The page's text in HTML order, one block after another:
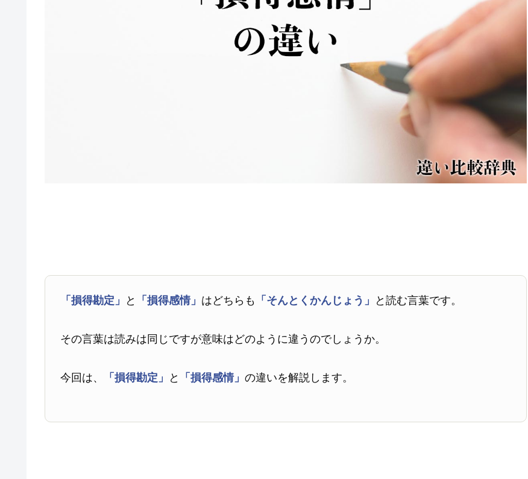
「損得勘定」 と 「損得感情」 はどちらも 「そんとくかんじょう」 と読む言葉です。
その言葉は読みは同じですが意味はどのように違うのでしょうか。
今回は、 「損得勘定」 と 「損得感情」の違いを解説します。